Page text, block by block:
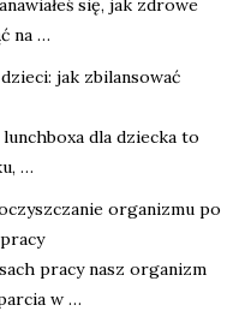
się, jak zdrowe
na …
jak zbilansować
dla dziecka to
…
organizmu po
pracy nasz organizm
w …